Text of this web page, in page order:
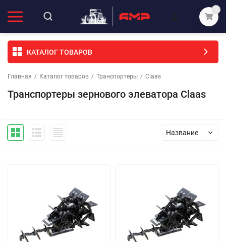
0
КАТАЛОГ ТОВАРОВ
Главная / Каталог товаров / Транспортеры / Claas
Транспортеры зернового элеватора Claas
Название